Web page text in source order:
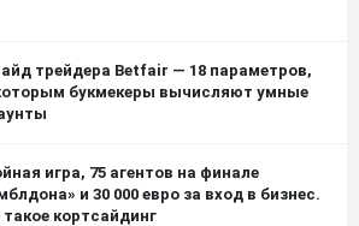
трейдера Betfair — 18 параметров,
букмекеры вычисляют умные
игра, 75 агентов на финале
и 30 000 евро за вход в бизнес.
такое кортсайдинг